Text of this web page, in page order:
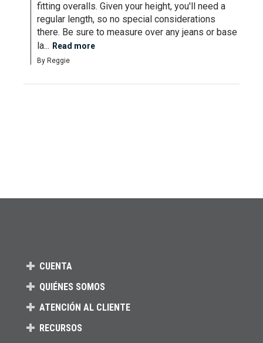
fitting overalls. Given your height, you'll need a
regular length, so no special considerations
there. Be sure to measure over any jeans or base
la... Read more
By Reggie
CUENTA
QUIÉNES SOMOS
ATENCIÓN AL CLIENTE
RECURSOS